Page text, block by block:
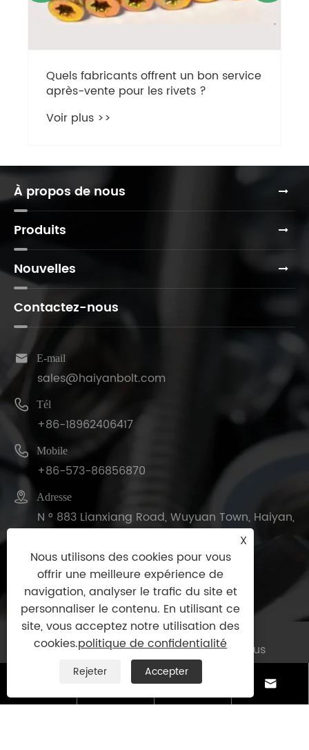
Quels fabricants offrent un bon service
après-vente pour les rivets ?
Voir plus >>
À propos de nous
Produits
Nouvelles
Contactez-nous
 E-mail
sales@haiyanbolt.com
 Tél
+86-18962406417
 Mobile
+86-573-86856870
 Adresse
N ° 883 Lianxiang Road, Wuyuan Town, Haiyan,
Copyright © 2025 Haiyan Bolt Co., Ltd. Tous
droits réservés.
Links|Sitemap|RSS|XML|politique de
 
X
Nous utilisons des cookies pour vous
offrir une meilleure expérience de
navigation, analyser le trafic du site et
personnaliser le contenu. En utilisant ce
site, vous acceptez notre utilisation des
cookies.politique de confidentialité
Rejeter Accepter